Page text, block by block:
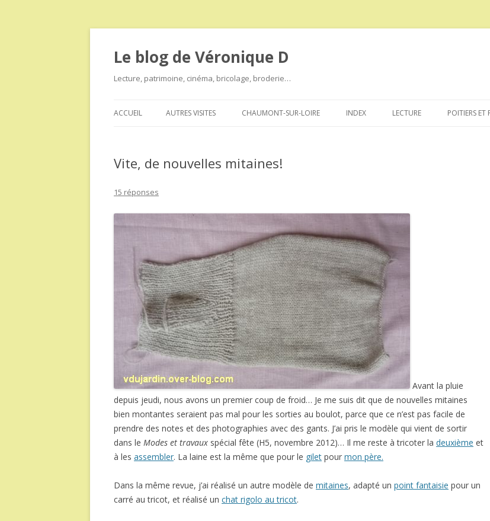
Le blog de Véronique D
Lecture, patrimoine, cinéma, bricolage, broderie…
au
ACCUEIL AUTRES VISITES CHAUMONT-SUR-LOIRE INDEX LECTURE POITIERS
Vite, de nouvelles mitaines!
15 réponses
Avant la pluie
depuis jeudi, nous avons un premier coup de froid… Je me suis dit que de nouvelles mitaines
bien montantes seraient pas mal pour les sorties au boulot, parce que ce n’est pas facile de
prendre des notes et des photographies avec des gants. J’ai pris le modèle qui vient de sortir
dans le Modes et travaux spécial fête (H5, novembre 2012)… Il me reste à tricoter la deuxième et
à les assembler. La laine est la même que pour le gilet pour mon père.
Dans la même revue, j’ai réalisé un autre modèle de mitaines, adapté un point fantaisie pour un
carré au tricot, et réalisé un chat rigolo au tricot.